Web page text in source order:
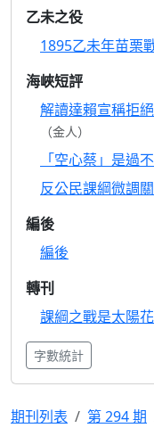
乙未之役
1895乙未年苗栗
海峽短評
解讀達賴宣稱拒絕
（金人）
「空心蔡」是過
反公民課綱微調
編後
編後
轉刊
課綱之戰是太陽
字數統計
期刊列表 第 294 期